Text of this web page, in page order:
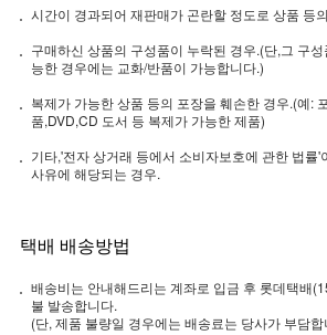
시간이 경과되어 재판매가 곤란할 정도로 상품 등
구매하신 상품의 구성품이 누락된 경우.(단,그 구
능한 경우에는 교화/반품이 가능합니다.)
복제가 가능한 상품 등의 포장을 훼손한 경우.(예:
품,DVD,CD 도서 등 복제가 가능한 제품)
기타,'전자 상거래 등에서 소비자보호에 관한 법률
사유에 해당되는 경우.
택배 배송방법
배송비는 안내해드리는 계좌로 입금 후 롯데택배
불 발송합니다.
(단, 제품 불량일 경우에는 배송료는 당사가 부담합